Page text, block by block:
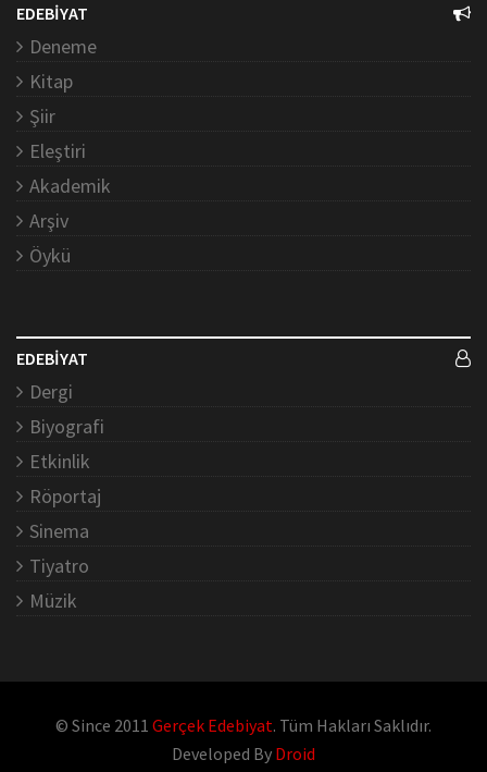
EDEBİYAT
Deneme
Kitap
Şiir
Eleştiri
Akademik
Arşiv
Öykü
EDEBİYAT
Dergi
Biyografi
Etkinlik
Röportaj
Sinema
Tiyatro
Müzik
© Since 2011 Gerçek Edebiyat. Tüm Hakları Saklıdır.
Developed By Droid